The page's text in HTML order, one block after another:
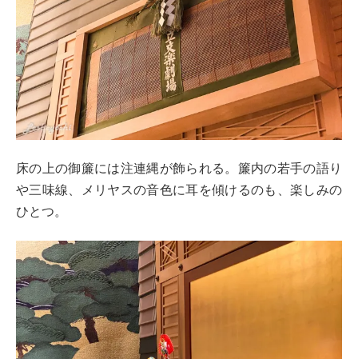
床の上の御簾には注連縄が飾られる。簾内の若手の語り
や三味線、メリヤスの音色に耳を傾けるのも、楽しみの
ひとつ。